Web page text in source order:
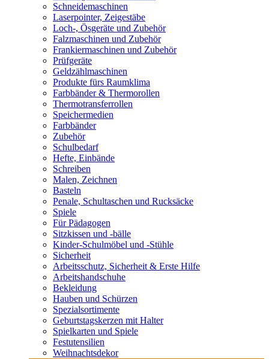
Schneidemaschinen
Laserpointer, Zeigestäbe
Loch-, Ösgeräte und Zubehör
Falzmaschinen und Zubehör
Frankiermaschinen und Zubehör
Prüfgeräte
Geldzählmaschinen
Produkte fürs Raumklima
Farbbänder & Thermorollen
Thermotransferrollen
Speichermedien
Farbbänder
Zubehör
Schulbedarf
Hefte, Einbände
Schreiben
Malen, Zeichnen
Basteln
Penale, Schultaschen und Rucksäcke
Spiele
Für Pädagogen
Sitzkissen und -bälle
Kinder-Schulmöbel und -Stühle
Sicherheit
Arbeitsschutz, Sicherheit & Erste Hilfe
Arbeitshandschuhe
Bekleidung
Hauben und Schürzen
Spezialsortimente
Geburtstagskerzen mit Halter
Spielkarten und Spiele
Festutensilien
Weihnachtsdekor